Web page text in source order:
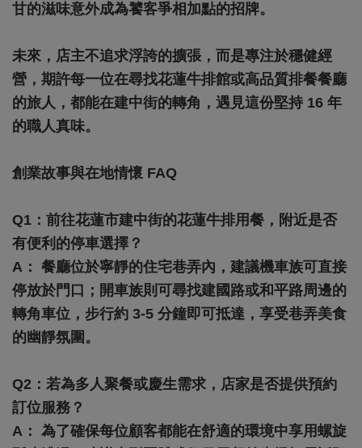
甘的滋味意外成為饕客爭相加點的招牌。
未來，店主不追求浮誇的擴張，而是專注於穩健經
營，期許每一位在尋找花蓮牛排館或高品質排餐餐廳
的旅人，都能在建中街的轉角，遇見這份堅持 16 年
的職人真味。
創業故事與在地情懷 FAQ
Q1：前往花蓮市建中街的花蓮牛排用餐，附近是否
有便利的停車選擇？
A： 餐廳位於寧靜的住宅巷弄內，建議機車族可直接
停放於門口；開車族則可尋找建國路或和平路周邊的
轉角車位，步行約 3-5 分鐘即可抵達，享受巷弄美食
的幽靜氛圍。
Q2：若為多人聚餐或慶生需求，店家是否提供預約
訂位服務？
A： 為了確保每位顧客都能在舒適的環境中享用螺旋